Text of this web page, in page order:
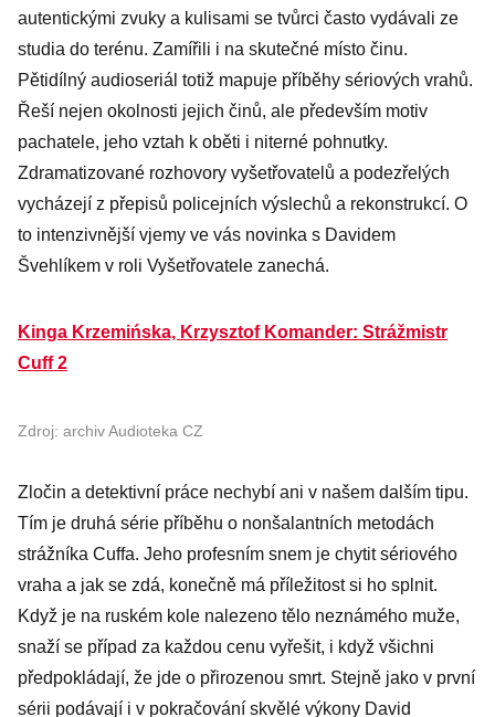
autentickými zvuky a kulisami se tvůrci často vydávali ze
studia do terénu. Zamířili i na skutečné místo činu.
Pětidílný audioseriál totiž mapuje příběhy sériových vrahů.
Řeší nejen okolnosti jejich činů, ale především motiv
pachatele, jeho vztah k oběti i niterné pohnutky.
Zdramatizované rozhovory vyšetřovatelů a podezřelých
vycházejí z přepisů policejních výslechů a rekonstrukcí. O
to intenzivnější vjemy ve vás novinka s Davidem
Švehlíkem v roli Vyšetřovatele zanechá.
Kinga Krzemińska, Krzysztof Komander: Strážmistr
Cuff 2
Zdroj: archiv Audioteka CZ
Zločin a detektivní práce nechybí ani v našem dalším tipu.
Tím je druhá série příběhu o nonšalantních metodách
strážníka Cuffa. Jeho profesním snem je chytit sériového
vraha a jak se zdá, konečně má příležitost si ho splnit.
Když je na ruském kole nalezeno tělo neznámého muže,
snaží se případ za každou cenu vyřešit, i když všichni
předpokládají, že jde o přirozenou smrt. Stejně jako v první
sérii podávají i v pokračování skvělé výkony David